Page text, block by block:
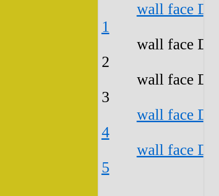
wall face
1
wall face
2
wall face
3
wall face
4
wall face
5